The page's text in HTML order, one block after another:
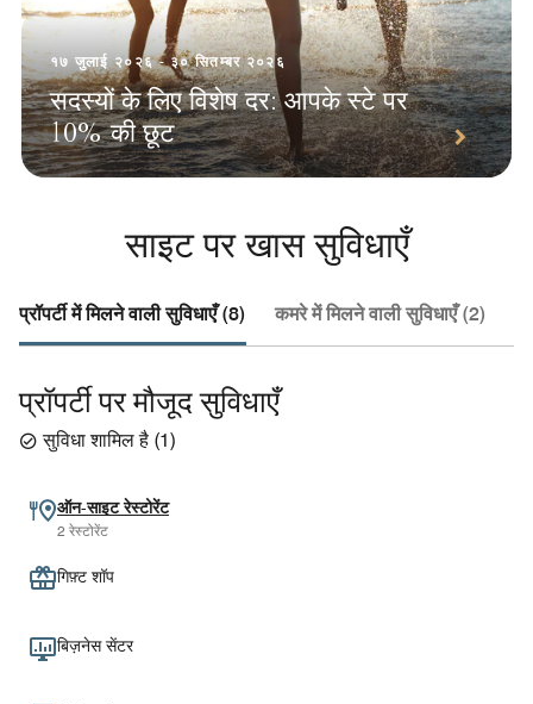
१७ जुलाई २०२६ - ३० सितम्बर २०२६
सदस्यों के लिए विशेष दर: आपके स्टे पर
10% की छूट
साइट पर खास सुविधाएँ
प्रॉपर्टी में मिलने वाली सुविधाएँ (8) कमरे में मिलने वाली सुविधाएँ (2)
प्रॉपर्टी पर मौजूद सुविधाएँ
सुविधा शामिल है (1)
ऑन-साइट रेस्टोरेंट
2 रेस्टोरेंट
गिफ़्ट शॉप
बिज़नेस सेंटर